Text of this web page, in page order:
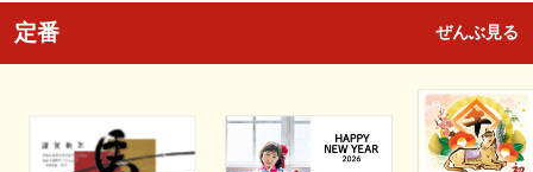
定番 ぜんぶ見る